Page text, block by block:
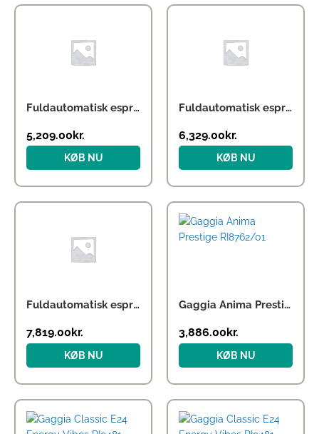
Fuldautomatisk espressomaskine KF2 med iskaffe-funktion
5,209.00kr.
KØB NU
Fuldautomatisk espressomaskine KF3 med iskaffe-funktion
6,329.00kr.
KØB NU
Fuldautomatisk espressomaskine KF4 med iskaffe-funktion
7,819.00kr.
KØB NU
Gaggia Anima Prestige RI8762/01
3,886.00kr.
KØB NU